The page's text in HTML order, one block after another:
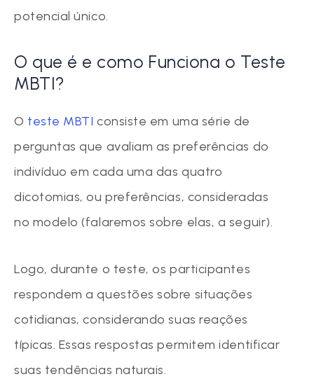
potencial único.
O que é e como Funciona o Teste
MBTI?
O teste MBTI consiste em uma série de
perguntas que avaliam as preferências do
indivíduo em cada uma das quatro
dicotomias, ou preferências, consideradas
no modelo (falaremos sobre elas, a seguir).
Logo, durante o teste, os participantes
respondem a questões sobre situações
cotidianas, considerando suas reações
típicas. Essas respostas permitem identificar
suas tendências naturais.